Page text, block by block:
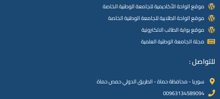
موقع الواحة الأكاديمية للجامعة الوطنية الخاصة
موقع الواحة الطلابية للجامعة الوطنية الخاصة
موقع بوابة الطالب الالكترونية
مجلة الجامعة الوطنية العلمية
للتواصل :
سوريا - محافظة حماة - الطريق الدولي حمص حماة
00963134589094